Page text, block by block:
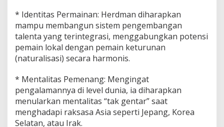
* Identitas Permainan: Herdman diharapkan
mampu membangun sistem pengembangan
talenta yang terintegrasi, menggabungkan potensi
pemain lokal dengan pemain keturunan
(naturalisasi) secara harmonis.
* Mentalitas Pemenang: Mengingat
pengalamannya di level dunia, ia diharapkan
menularkan mentalitas “tak gentar” saat
menghadapi raksasa Asia seperti Jepang, Korea
Selatan, atau Irak.